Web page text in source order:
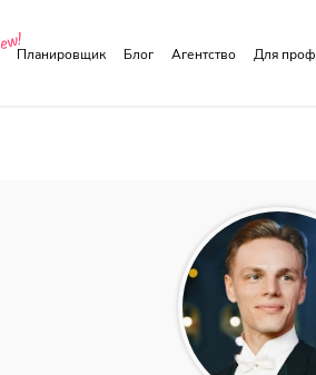
Планировщик Блог Агентство Для